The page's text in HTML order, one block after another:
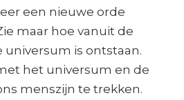
een nieuwe orde
maar hoe vanuit de
is ontstaan.
het universum en de
menszijn te trekken.